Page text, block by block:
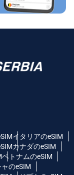
イタリアのeSIM
カナダのeSIM
ベトナムのeSIM
のeSIM